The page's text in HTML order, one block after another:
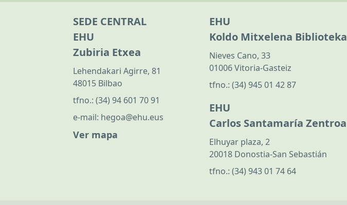
SEDE CENTRAL
EHU
Zubiria Etxea
Lehendakari Agirre, 81
48015 Bilbao
tfno.: (34) 94 601 70 91
e-mail: hegoa@ehu.eus
Ver mapa
EHU
Koldo Mitxelena Biblioteka
Nieves Cano, 33
01006 Vitoria-Gasteiz
tfno.: (34) 945 01 42 87
EHU
Carlos Santamaría Zentroa
Elhuyar plaza, 2
20018 Donostia-San Sebastián
tfno.: (34) 943 01 74 64